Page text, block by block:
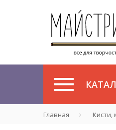
Главная Кисти,